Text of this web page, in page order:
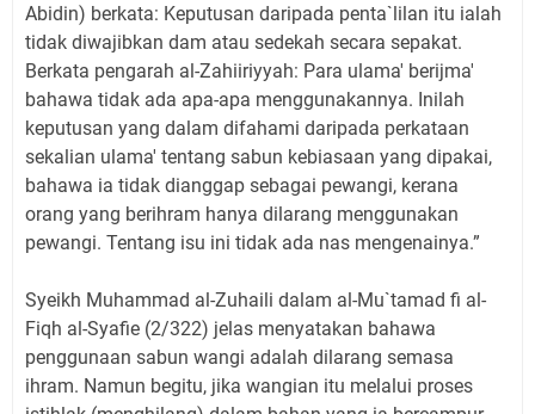
Abidin) berkata: Keputusan daripada penta`lilan itu ialah
tidak diwajibkan dam atau sedekah secara sepakat.
Berkata pengarah al-Zahiiriyyah: Para ulama' berijma'
bahawa tidak ada apa-apa menggunakannya. Inilah
keputusan yang dalam difahami daripada perkataan
sekalian ulama' tentang sabun kebiasaan yang dipakai,
bahawa ia tidak dianggap sebagai pewangi, kerana
orang yang berihram hanya dilarang menggunakan
pewangi. Tentang isu ini tidak ada nas mengenainya.”
Syeikh Muhammad al-Zuhaili dalam al-Mu`tamad fi al-
Fiqh al-Syafie (2/322) jelas menyatakan bahawa
penggunaan sabun wangi adalah dilarang semasa
ihram. Namun begitu, jika wangian itu melalui proses